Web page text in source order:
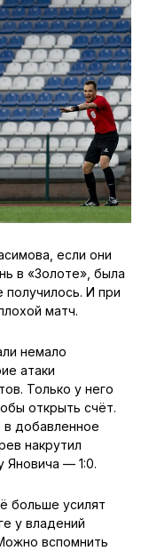
если они
в «Золоте», была
И при
матч.
немало
атаки
Только у него
открыть счёт.
в добавленное
накрутил
Яновича — 1:0.
больше усилят
у владений
вспомнить